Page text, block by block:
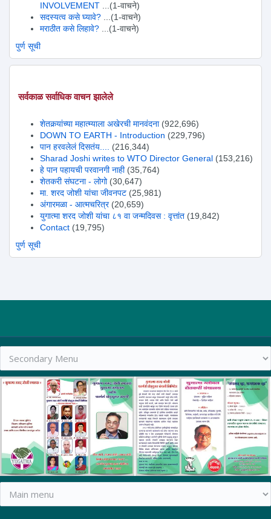
INVOLVEMENT
...(1-वाचने)
सदस्यत्व कसे घ्यावे?
...(1-वाचने)
मराठीत कसे लिहावे?
...(1-वाचने)
पुर्ण सूची
सर्वकाळ सर्वाधिक वाचन झालेले
शेतकर्‍यांच्या महात्म्याला अखेरची मानवंदना (922,696)
DOWN TO EARTH - Introduction (229,796)
पान हरवलेलं दिसतंय....
(216,344)
Sharad Joshi writes to WTO Director General (153,216)
हे पान पहायची परवानगी नाही (35,764)
शेतकरी संघटना - लोगो (30,647)
मा. शरद जोशी यांचा जीवनपट (25,981)
अंगारमळा - आत्मचरित्र (20,659)
युगात्मा शरद जोशी यांचा ८१ वा जन्मदिवस : वृत्तांत (19,842)
Contact (19,795)
पुर्ण सूची